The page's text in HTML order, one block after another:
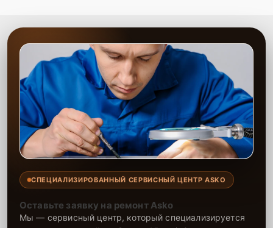
СПЕЦИАЛИЗИРОВАННЫЙ СЕРВИСНЫЙ ЦЕНТР ASKO
Оставьте заявку на ремонт Asko
Мы — сервисный центр, который специализируется